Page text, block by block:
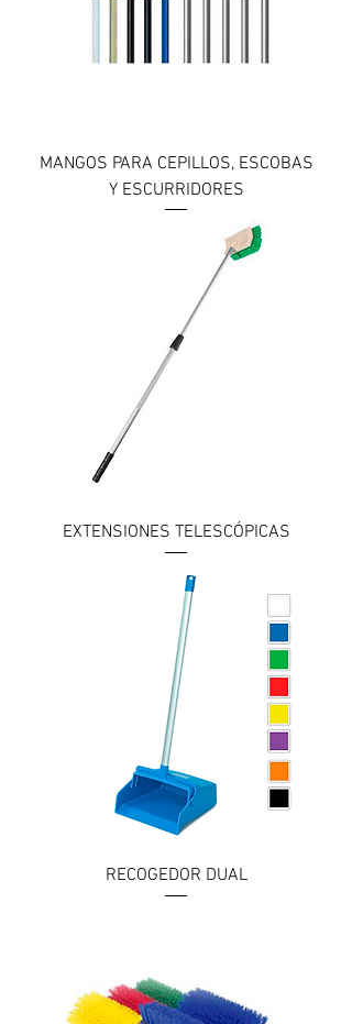
MANGOS PARA CEPILLOS, ESCOBAS
Y ESCURRIDORES
EXTENSIONES TELESCÓPICAS
RECOGEDOR DUAL